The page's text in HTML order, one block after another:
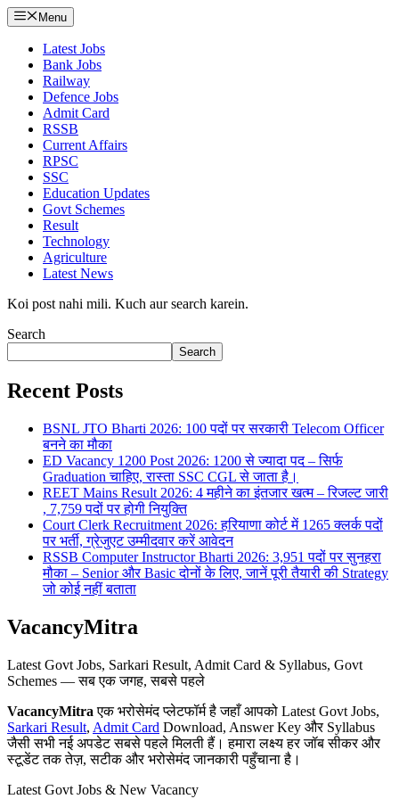
Menu
Latest Jobs
Bank Jobs
Railway
Defence Jobs
Admit Card
RSSB
Current Affairs
RPSC
SSC
Education Updates
Govt Schemes
Result
Technology
Agriculture
Latest News
Koi post nahi mili. Kuch aur search karein.
Search
Search
Recent Posts
BSNL JTO Bharti 2026: 100 पदों पर सरकारी Telecom Officer
बनने का मौका
ED Vacancy 1200 Post 2026: 1200 से ज्यादा पद – सिर्फ
Graduation चाहिए, रास्ता SSC CGL से जाता है।
REET Mains Result 2026: 4 महीने का इंतजार खत्म – रिजल्ट जारी
, 7,759 पदों पर होगी नियुक्ति
Court Clerk Recruitment 2026: हरियाणा कोर्ट में 1265 क्लर्क पदों
पर भर्ती, ग्रेजुएट उम्मीदवार करें आवेदन
RSSB Computer Instructor Bharti 2026: 3,951 पदों पर सुनहरा
मौका – Senior और Basic दोनों के लिए, जानें पूरी तैयारी की Strategy
जो कोई नहीं बताता
VacancyMitra
Latest Govt Jobs, Sarkari Result, Admit Card & Syllabus, Govt
Schemes — सब एक जगह, सबसे पहले
VacancyMitra एक भरोसेमंद प्लेटफॉर्म है जहाँ आपको Latest Govt Jobs,
Sarkari Result, Admit Card Download, Answer Key और Syllabus
जैसी सभी नई अपडेट सबसे पहले मिलती हैं। हमारा लक्ष्य हर जॉब सीकर और
स्टूडेंट तक तेज़, सटीक और भरोसेमंद जानकारी पहुँचाना है।
Latest Govt Jobs & New Vacancy